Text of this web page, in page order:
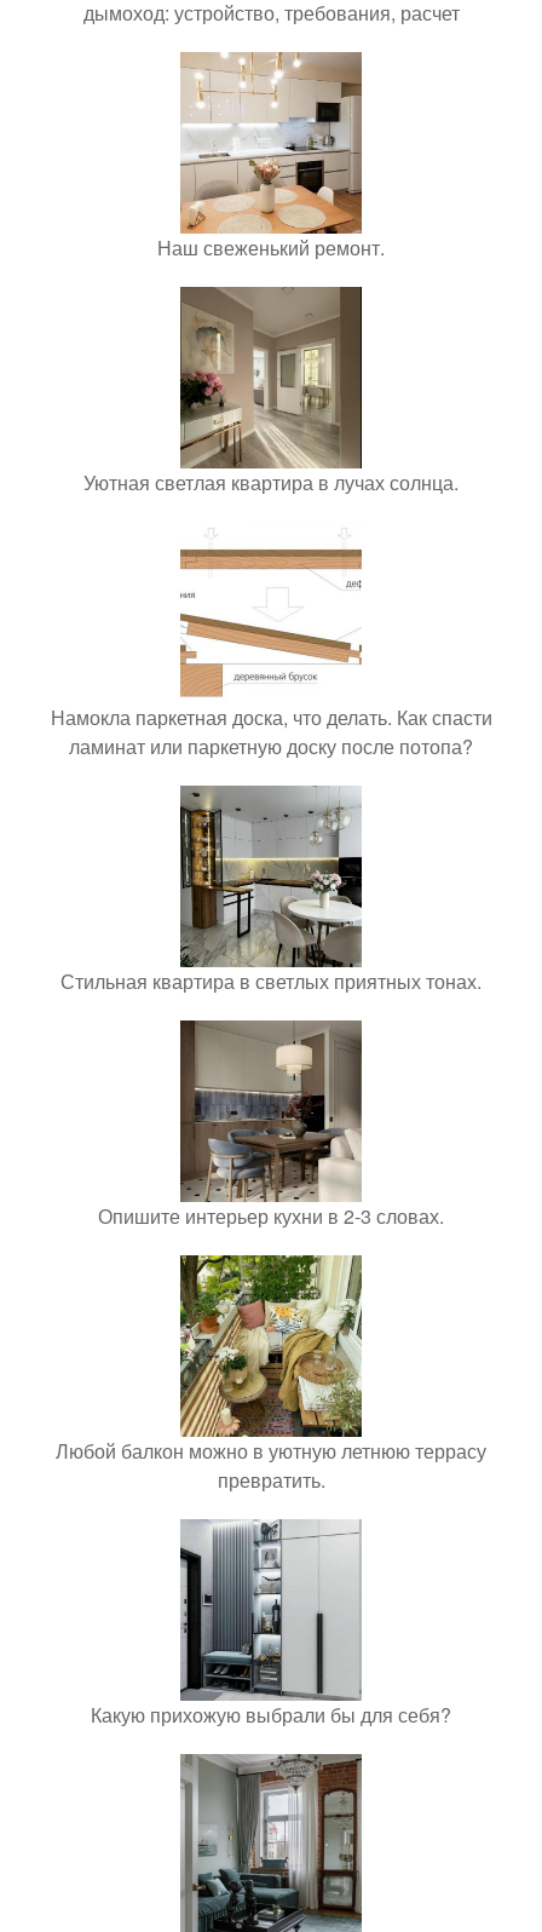
дымоход: устройство, требования, расчет
Наш свеженький ремонт.
Уютная светлая квартира в лучах солнца.
Намокла паркетная доска, что делать. Как спасти
ламинат или паркетную доску после потопа?
Стильная квартира в светлых приятных тонах.
Опишите интерьер кухни в 2-3 словах.
Любой балкон можно в уютную летнюю террасу
превратить.
Какую прихожую выбрали бы для себя?